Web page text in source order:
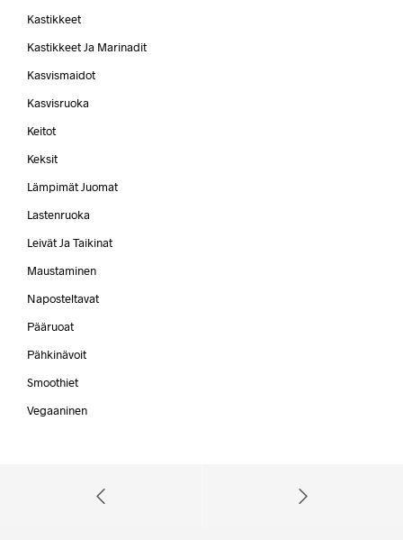
Kastikkeet
Kastikkeet Ja Marinadit
Kasvismaidot
Kasvisruoka
Keitot
Keksit
Lämpimät Juomat
Lastenruoka
Leivät Ja Taikinat
Maustaminen
Naposteltavat
Pääruoat
Pähkinävoit
Smoothiet
Vegaaninen